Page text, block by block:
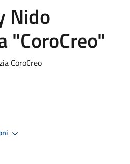
Nido
"CoroCreo"
CoroCreo